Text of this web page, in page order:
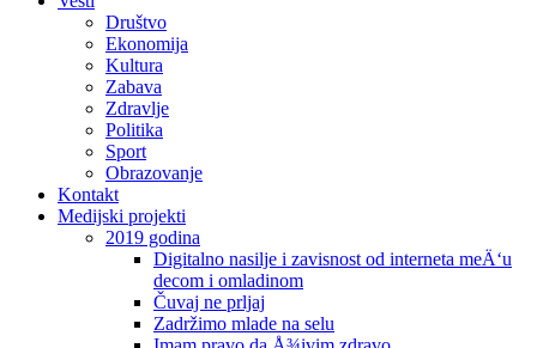
Društvo
Ekonomija
Kultura
Zabava
Zdravlje
Politika
Sport
Obrazovanje
Kontakt
Medijski projekti
2019 godina
Digitalno nasilje i zavisnost od interneta meÄ‘u
decom i omladinom
Čuvaj ne prljaj
Zadržimo mlade na selu